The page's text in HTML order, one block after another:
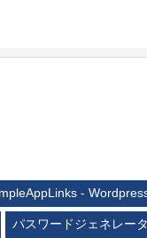
-
パスワードジェネレー